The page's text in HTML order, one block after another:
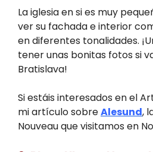
La iglesia en si es muy
ver su fachada e interior
en diferentes tonalidades.
tener unas bonitas fotos si
Bratislava!
Si estáis interesados en el
mi artículo sobreAlesund,
Nouveau que visitamos en